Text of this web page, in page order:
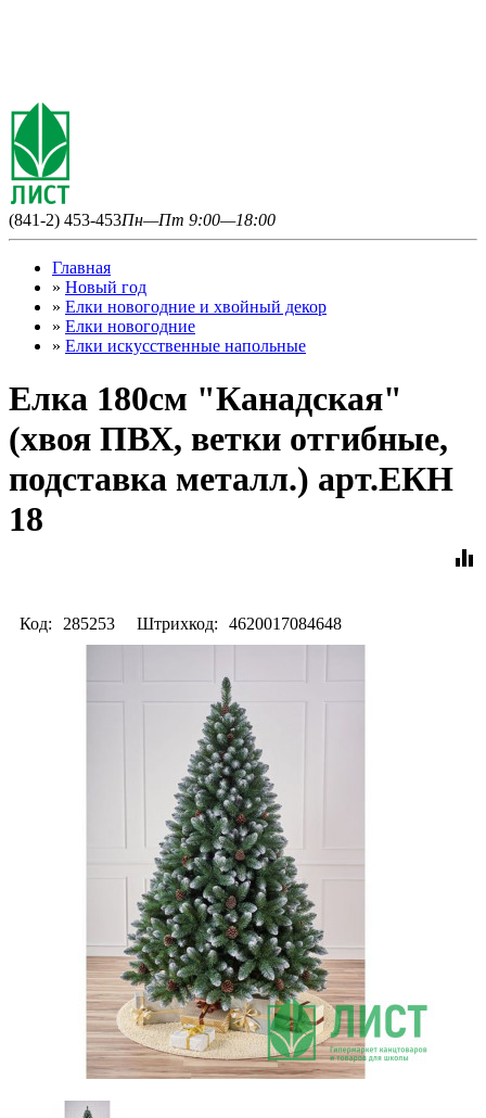
(841-2) 453-453Пн—Пт 9:00—18:00
Главная
» Новый год
» Елки новогодние и хвойный декор
» Елки новогодние
» Елки искусственные напольные
Елка 180см "Канадская"
(хвоя ПВХ, ветки отгибные,
подставка металл.) арт.ЕКН
18
equalizer
Код: 285253 Штрихкод: 4620017084648